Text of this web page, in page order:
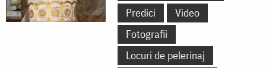
Predici
Video
Fotografii
Locuri de pelerinaj